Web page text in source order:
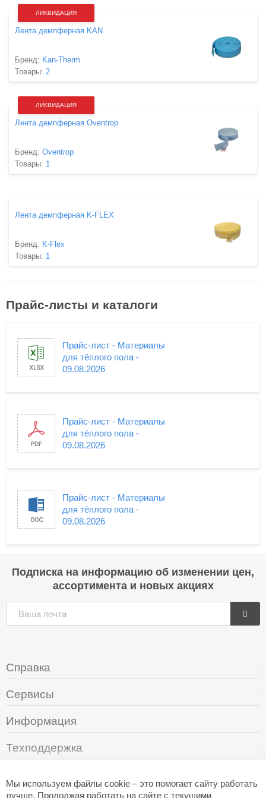
ЛИКВИДАЦИЯ
Лента демпферная KAN
Бренд: Kan-Therm
Товары: 2
ЛИКВИДАЦИЯ
Лента демпферная Oventrop
Бренд: Oventrop
Товары: 1
Лента демпферная K-FLEX
Бренд: K-Flex
Товары: 1
Прайс-листы и каталоги
Прайс-лист - Материалы
для тёплого пола -
09.08.2026
Прайс-лист - Материалы
для тёплого пола -
09.08.2026
Прайс-лист - Материалы
для тёплого пола -
09.08.2026
Мы используем файлы cookie – это помогает сайту работать
лучше. Продолжая работать на сайте с текущими
Подписка на информацию об изменении цен,
ассортимента и новых акциях
Справка
Сервисы
Информация
Техподдержка